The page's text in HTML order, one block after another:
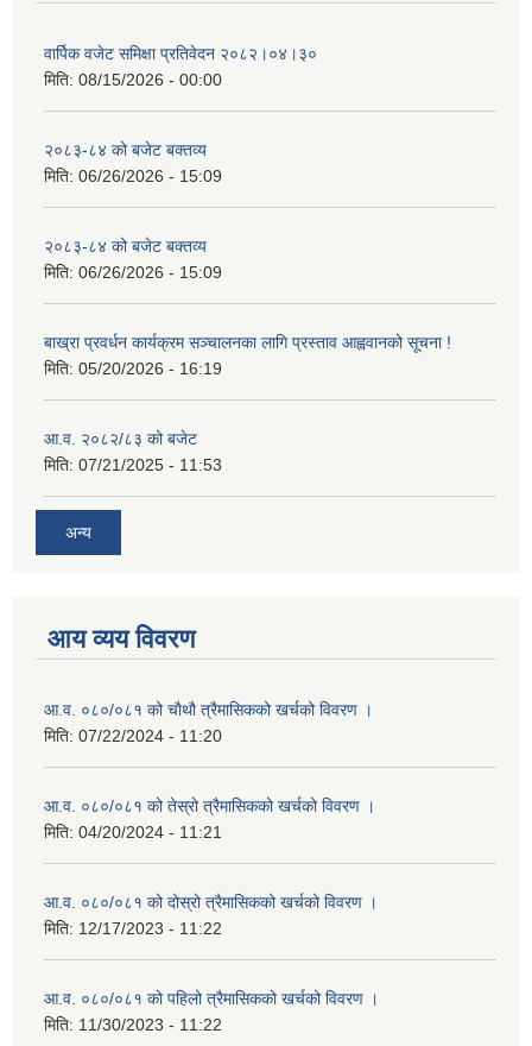
वार्पिक वजेट समिक्षा प्रतिवेदन २०८२।०४।३०
मिति: 08/15/2026 - 00:00
२०८३-८४ को बजेट बक्तव्य
मिति: 06/26/2026 - 15:09
२०८३-८४ को बजेट बक्तव्य
मिति: 06/26/2026 - 15:09
बाख्रा प्रवर्धन कार्यक्रम सञ्चालनका लागि प्रस्ताव आह्ववानको सूचना !
मिति: 05/20/2026 - 16:19
आ.व. २०८२/८३ को बजेट
मिति: 07/21/2025 - 11:53
अन्य
आय व्यय विवरण
आ.व. ०८०/०८१ को चाैथाै त्रैमासिकको खर्चको विवरण ।
मिति: 07/22/2024 - 11:20
आ.व. ०८०/०८१ को तेस्रो त्रैमासिकको खर्चको विवरण ।
मिति: 04/20/2024 - 11:21
आ.व. ०८०/०८१ को दोस्रो त्रैमासिकको खर्चको विवरण ।
मिति: 12/17/2023 - 11:22
आ.व. ०८०/०८१ को पहिलो त्रैमासिकको खर्चको विवरण ।
मिति: 11/30/2023 - 11:22